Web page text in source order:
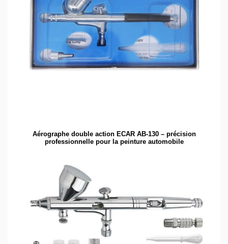
Aérographe double action ECAR AB-130 – précision
professionnelle pour la peinture automobile